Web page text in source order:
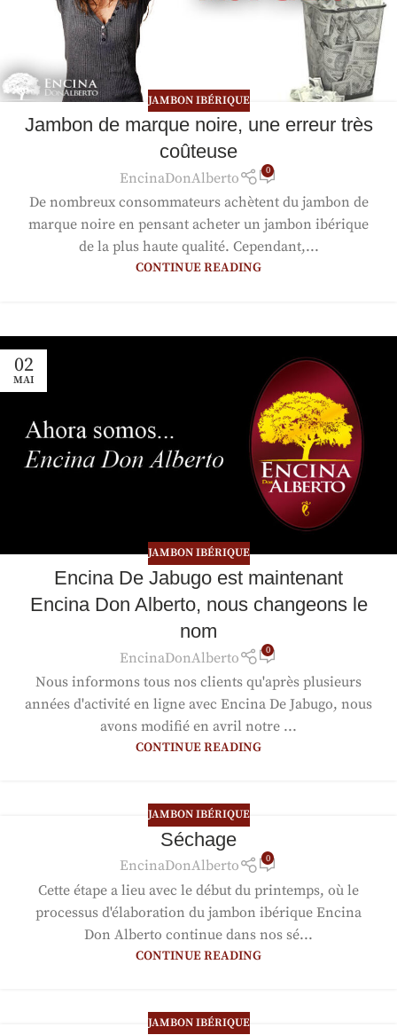
JAMBON IBÉRIQUE
Jambon de marque noire, une erreur très
coûteuse
EncinaDonAlberto 0
De nombreux consommateurs achètent du jambon de
marque noire en pensant acheter un jambon ibérique
de la plus haute qualité. Cependant,...
CONTINUE READING
02
MAI
JAMBON IBÉRIQUE
Encina De Jabugo est maintenant
Encina Don Alberto, nous changeons le
nom
EncinaDonAlberto 0
Nous informons tous nos clients qu'après plusieurs
années d'activité en ligne avec Encina De Jabugo, nous
avons modifié en avril notre ...
CONTINUE READING
JAMBON IBÉRIQUE
Séchage
EncinaDonAlberto 0
Cette étape a lieu avec le début du printemps, où le
processus d'élaboration du jambon ibérique Encina
Don Alberto continue dans nos sé...
CONTINUE READING
JAMBON IBÉRIQUE